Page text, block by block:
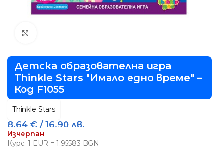
Детска образователна игра
Thinkle Stars "Имало едно време" –
Код F1055
Thinkle Stars
8.64 € / 16.90 лв.
Изчерпан
Курс: 1 EUR = 1.95583 BGN